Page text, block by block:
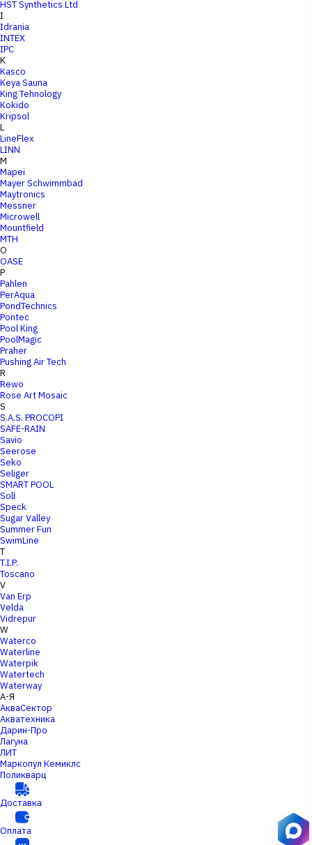
HST Synthetics Ltd
I
Idrania
INTEX
IPC
K
Kasco
Keya Sauna
King Tehnology
Kokido
Kripsol
L
LineFlex
LINN
M
Mapei
Mayer Schwimmbad
Maytronics
Messner
Microwell
Mountfield
MTH
O
OASE
P
Pahlen
PerAqua
PondTechnics
Pontec
Pool King
PoolMagic
Praher
Pushing Air Tech
R
Rewo
Rose Art Mosaic
S
S.A.S. PROCOPI
SAFE-RAIN
Savio
Seerose
Seko
Seliger
SMART POOL
Soll
Speck
Sugar Valley
Summer Fun
SwimLine
T
T.I.P.
Toscano
V
Van Erp
Velda
Vidrepur
W
Waterco
Waterline
Waterpik
Watertech
Waterway
А-Я
АкваСектор
Акватехника
Дарин-Про
Лагуна
ЛИТ
Маркопул Кемиклс
Поликварц
Доставка
Оплата